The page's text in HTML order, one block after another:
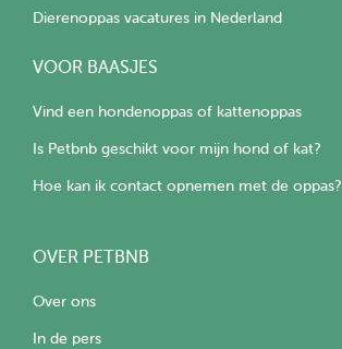
Dierenoppas vacatures in Nederland
VOOR BAASJES
Vind een hondenoppas of kattenoppas
Is Petbnb geschikt voor mijn hond of kat?
Hoe kan ik contact opnemen met de oppas?
OVER PETBNB
Over ons
In de pers